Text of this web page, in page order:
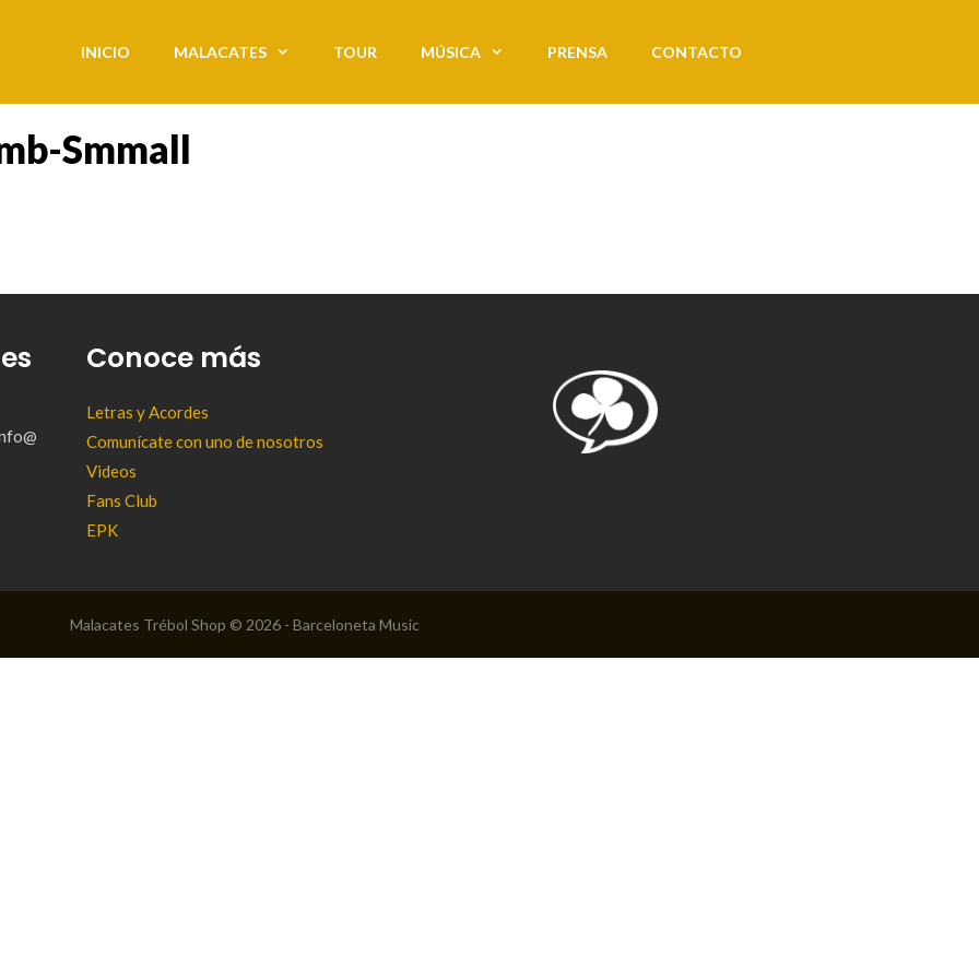
INICIO MALACATES TOUR MÚSICA PRENSA CONTACTO
Smmall
Conoce más
Letras y Acordes
Comunícate con uno de nosotros
Videos
Fans Club
EPK
Malacates Trébol Shop © 2026 - Barceloneta Music